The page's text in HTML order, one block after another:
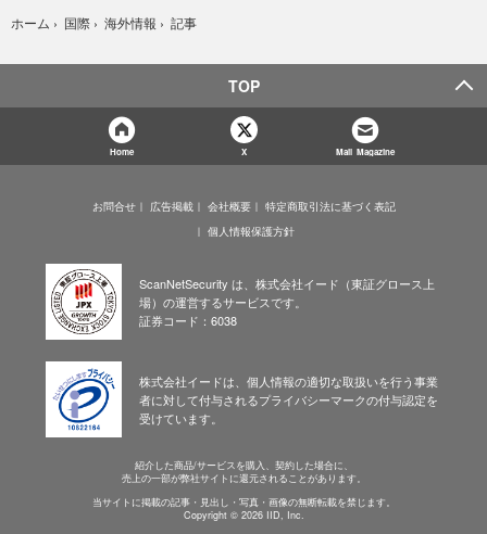
ホーム › 国際 › 海外情報 › 記事
TOP
Home X Mail Magazine
お問合せ 広告掲載 会社概要
特定商取引法に基づく表記
個人情報保護方針
ScanNetSecurity は、株式会社イード（東証グロース上
場）の運営するサービスです。
証券コード：6038
株式会社イードは、個人情報の適切な取扱いを行う事業
者に対して付与されるプライバシーマークの付与認定を
受けています。
紹介した商品/サービスを購入、契約した場合に、
売上の一部が弊社サイトに還元されることがあります。
当サイトに掲載の記事・見出し・写真・画像の無断転載を禁じます。
Copyright © 2026 IID, Inc.